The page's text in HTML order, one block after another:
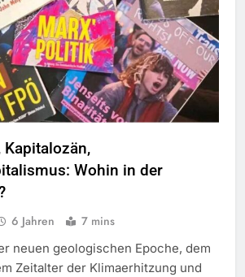
Wohin in der
6 Jahren 7 mins
neuen geologischen Epoche, dem
Zeitalter der Klimaerhitzung und